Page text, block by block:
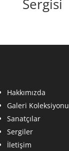
Sergisi
Hakkımızda
Galeri Koleksiyonu
Sanatçılar
Sergiler
İletişim